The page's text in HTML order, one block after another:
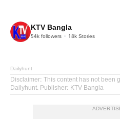
KTV Bangla
54k followers 18k Stories
Dailyhunt
Disclaimer: This content has not been
Dailyhunt. Publisher: KTV Bangla